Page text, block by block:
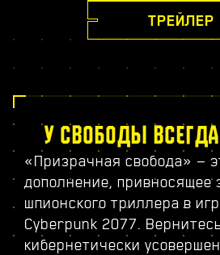
ТРЕЙЛЕР
У СВОБОДЫ
«Призрачная свобода» —
дополнение, привносящее
шпионского триллера в
Cyberpunk 2077.
кибернетически